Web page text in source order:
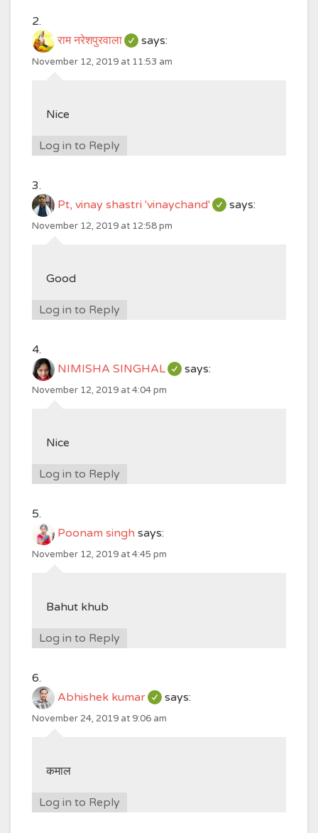
राम नरेशपुरवाला says:
November 12, 2019 at 11:53 am
Nice
Log in to Reply
Pt, vinay shastri 'vinaychand' says:
November 12, 2019 at 12:58 pm
Good
Log in to Reply
NIMISHA SINGHAL says:
November 12, 2019 at 4:04 pm
Nice
Log in to Reply
Poonam singh says:
November 12, 2019 at 4:45 pm
Bahut khub
Log in to Reply
Abhishek kumar says:
November 24, 2019 at 9:06 am
कमाल
Log in to Reply